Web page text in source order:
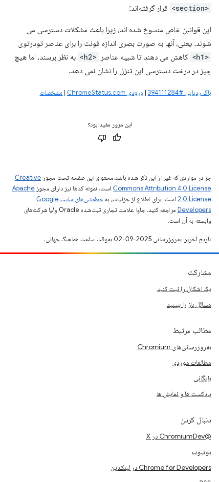
<section> قرار گرفته‌اند:
این قوانین خاص منسوخ شده اند، زیرا باعث مشکلات دسترسی می
شوند. یعنی، آنها به صورت بصری اندازه فونت را برای عناصر تودرتوی
<h1> کاهش می دهند تا شبیه عناصر <h2>
به نظر برسند، اما هیچ
چیز در درخت دسترسی این تنزل را نشان نمی دهد.
باگ ردیابی #394111284 |ورودی ChromeStatus.com | مشخصات
این مرور مفید بود؟
جز در مواردی که غیر از این ذکر شده باشد،‌محتوای این صفحه تحت مجوز Creative
Commons Attribution 4.0 License است. نمونه کدها نیز دارای مجوز Apache
2.0 License است. برای اطلاع از جزئیات، به
خطمشی‌های سایت Google
Developers‏
مراجعه کنید. جاوا علامت تجاری ثبت‌شده Oracle و/یا شرکت‌های
وابسته به آن است.
تاریخ آخرین به‌روزرسانی 2025-09-02 به‌وقت ساعت هماهنگ جهانی.
مشارکت
یک اشکال را ثبت کنید
مسائل باز را ببینید
مطالب مرتبط
به‌روزرسانی‌های Chromium
مطالعات موردی
بایگانی
پادکست ها و نمایش ها
دنبال کردن
@ChromiumDev در X
یوتیوب
Chrome for Developers در لینکدین